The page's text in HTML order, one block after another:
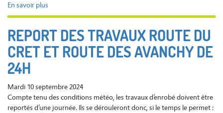
En savoir plus
REUNION
PLU
-
23
à
18H30
REPORT DES TRAVAUX ROUTE DU
CRET ET ROUTE DES AVANCHY DE
24H
Mardi 10 septembre 2024
Compte tenu des conditions météo, les travaux d’enrobé doivent être
reportés d’une journée. Ils se dérouleront donc, si le temps le permet :